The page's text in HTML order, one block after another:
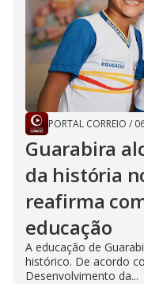
PORTAL CORREIO /
Guarabira
da história
reafirma
educação
A educação de
histórico. De acordo
Desenvolvimento da...